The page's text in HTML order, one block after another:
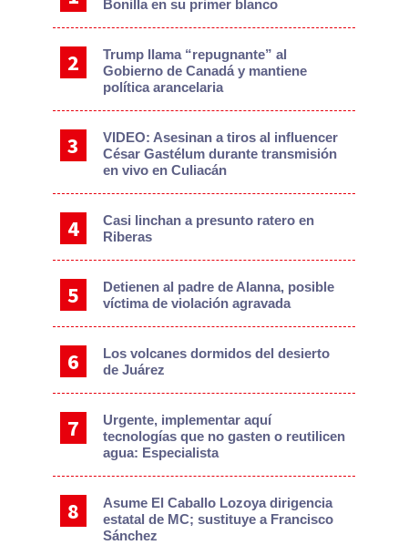
Bonilla en su primer blanco
Trump llama “repugnante” al
Gobierno de Canadá y mantiene
política arancelaria
VIDEO: Asesinan a tiros al influencer
César Gastélum durante transmisión
en vivo en Culiacán
Casi linchan a presunto ratero en
Riberas
Detienen al padre de Alanna, posible
víctima de violación agravada
Los volcanes dormidos del desierto
de Juárez
Urgente, implementar aquí
tecnologías que no gasten o reutilicen
agua: Especialista
Asume El Caballo Lozoya dirigencia
estatal de MC; sustituye a Francisco
Sánchez